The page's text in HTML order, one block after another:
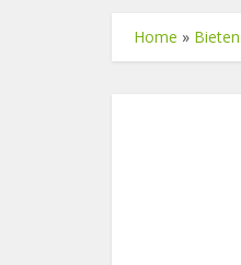
Home » Bieten